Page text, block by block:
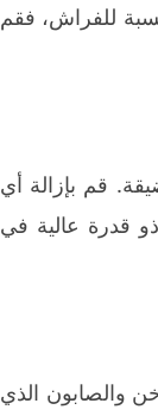
للفراش، فقم
قم بإزالة أي
قدرة عالية في
والصابون الذي